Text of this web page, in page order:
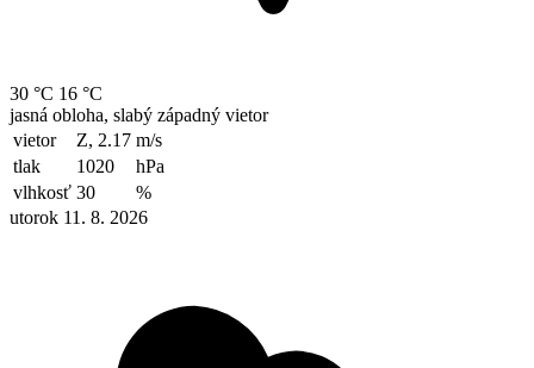
30 °C 16 °C
jasná obloha, slabý západný vietor
vietor
Z, 2.17 m/s
tlak
1020
hPa
vlhkosť 30
%
utorok 11. 8. 2026